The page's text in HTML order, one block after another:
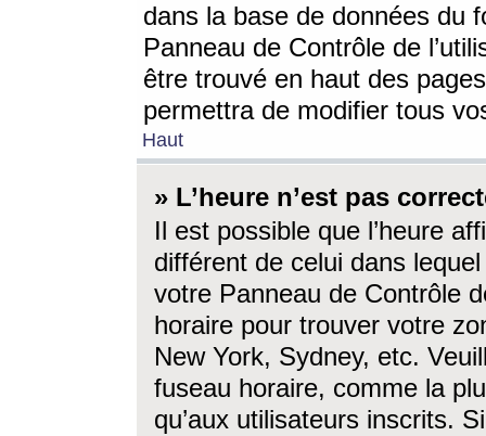
dans la base de données du
Panneau de Contrôle de
être trouvé en haut des
permettra de modifier tous
Haut
» L’heure n’est pas
Il est possible que l’heure
différent de celui dans
votre Panneau de Contrôle
horaire pour trouver votre
New York, Sydney, etc.
fuseau horaire, comme la
qu’aux utilisateurs inscrits.